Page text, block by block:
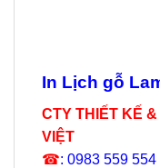
In Lịch gỗ
CTY THIẾT KẾ
VIỆT
☎: 0983 559